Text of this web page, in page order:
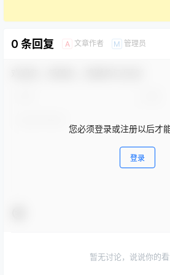
0 条回复 A 文章作者 M 管理员
您必须登录或注册以后才
登录
暂无讨论，说说你的